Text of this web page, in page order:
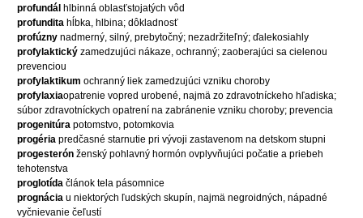
profundál hlbinná oblasťstojatých vôd
profundita hĺbka, hlbina; dôkladnosť
profúzny nadmerný, silný, prebytočný; nezadržiteľný; ďalekosiahly
profylaktický zamedzujúci nákaze, ochranný; zaoberajúci sa cielenou
prevenciou
profylaktikum ochranný liek zamedzujúci vzniku choroby
profylaxiaopatrenie vopred urobené, najmä zo zdravotníckeho hľadiska;
súbor zdravotníckych opatrení na zabránenie vzniku choroby; prevencia
progenitúra potomstvo, potomkovia
progéria predčasné starnutie pri vývoji zastavenom na detskom stupni
progesterón ženský pohlavný hormón ovplyvňujúci počatie a priebeh
tehotenstva
proglotída článok tela pásomnice
prognácia u niektorých ľudských skupín, najmä negroidných, nápadné
vyčnievanie čeľustí